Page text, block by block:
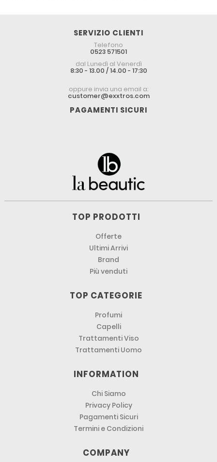
SERVIZIO CLIENTI
Telefono
0523 571501
dal Lunedì al Venerdì
8:30 - 13.00 / 14.00 - 17:30
oppure invia una email a:
customer@exxtros.com
PAGAMENTI SICURI
TOP PRODOTTI
Offerte
Ultimi Arrivi
Brand
Più venduti
TOP CATEGORIE
Profumi
Capelli
Trattamenti Viso
Trattamenti Uomo
INFORMATION
Chi Siamo
Privacy Policy
Pagamenti Sicuri
Termini e Condizioni
COMPANY